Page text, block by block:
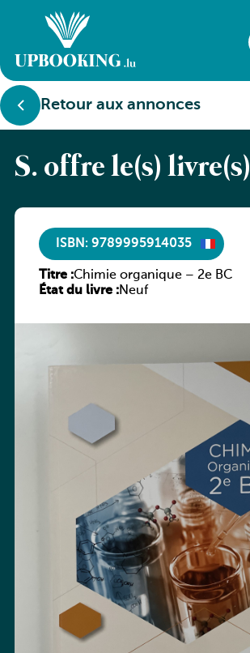
Retour aux annonces
S. offre le(s) livre(s)
ISBN: 9789995914035
Titre :Chimie organique – 2e BC
État du livre :Neuf